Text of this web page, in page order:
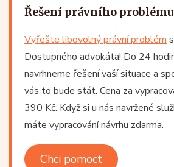
Řešení právního
Vyřešte libovolný právní problém
Dostupného advokáta! Do 24
navrhneme řešení vaší situace a
vás to bude stát. Cena za
390 Kč. Když si u nás navržené
máte vypracování návrhu zdarma.
Chci pomoct